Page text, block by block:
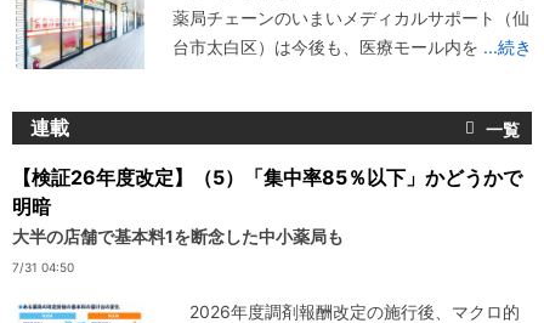
薬局チェーンのいまいメディカルサポート（仙
台市太白区）は今後も、医療モール内を ...続き
連載
【検証26年度改定】（5）「集中率85％以下」かどうかで
明暗
大半の店舗で基本料1を断念した中小薬局も
7/31 04:50
2026年度調剤報酬改定の施行後、マクロ的